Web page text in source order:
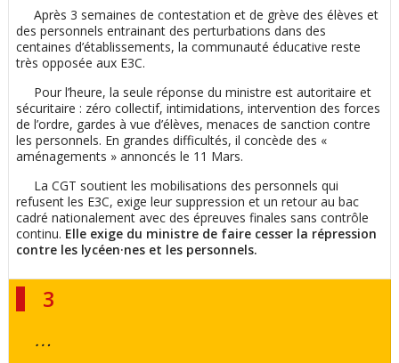
Après 3 semaines de contestation et de grève des élèves et
des personnels entrainant des perturbations dans des
centaines d’établissements, la communauté éducative reste
très opposée aux E3C.
Pour l’heure, la seule réponse du ministre est autoritaire et
sécuritaire : zéro collectif, intimidations, intervention des forces
de l’ordre, gardes à vue d’élèves, menaces de sanction contre
les personnels. En grandes difficultés, il concède des «
aménagements » annoncés le 11 Mars.
La CGT soutient les mobilisations des personnels qui
refusent les E3C, exige leur suppression et un retour au bac
cadré nationalement avec des épreuves finales sans contrôle
continu. Elle exige du ministre de faire cesser la répression
contre les lycéen·nes et les personnels.
3
…